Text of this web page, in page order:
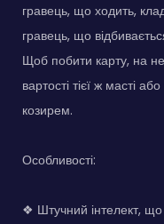
гравець, що ходить,
гравець, що
Щоб побити карту, на
вартості тієї ж масті
козирем.
Особливості:
❖ Штучний інтелект, що